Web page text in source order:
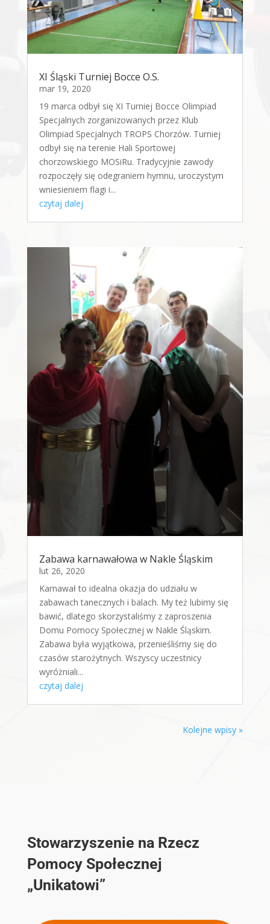
XI Śląski Turniej Bocce O.S.
mar 19, 2020
19 marca odbył się XI Turniej Bocce Olimpiad
Specjalnych zorganizowanych przez Klub
Olimpiad Specjalnych TROPS Chorzów. Turniej
odbył się na terenie Hali Sportowej
chorzowskiego MOSiRu. Tradycyjnie zawody
rozpoczęły się odegraniem hymnu, uroczystym
wniesieniem flagi i...
czytaj dalej
Zabawa karnawałowa w Nakle Śląskim
lut 26, 2020
Karnawał to idealna okazja do udziału w
zabawach tanecznych i balach. My też lubimy się
bawić, dlatego skorzystaliśmy z zaproszenia
Domu Pomocy Społecznej w Nakle Śląskim.
Zabawa była wyjątkowa, przenieśliśmy się do
czasów starożytnych. Wszyscy uczestnicy
wyróżniali...
czytaj dalej
Kolejne wpisy »
Stowarzyszenie na Rzecz
Pomocy Społecznej
„Unikatowi”